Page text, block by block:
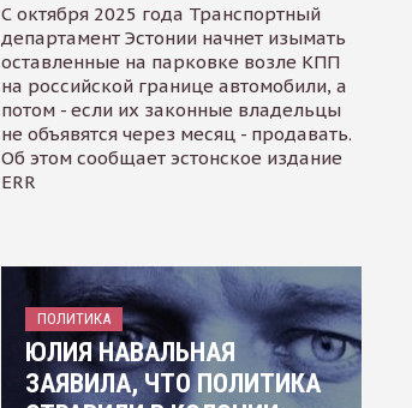
С октября 2025 года Транспортный
департамент Эстонии начнет изымать
оставленные на парковке возле КПП
на российской границе автомобили, а
потом - если их законные владельцы
не объявятся через месяц - продавать.
Об этом сообщает эстонское издание
ERR
ПОЛИТИКА
ЮЛИЯ НАВАЛЬНАЯ
ЗАЯВИЛА, ЧТО ПОЛИТИКА